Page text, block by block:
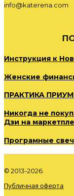
info@katerena.com
Инструкция к
Женские
ПРАКТИКА
Никогда не
Дзи на
Програмные
© 2013-2026.
Публичная оферта